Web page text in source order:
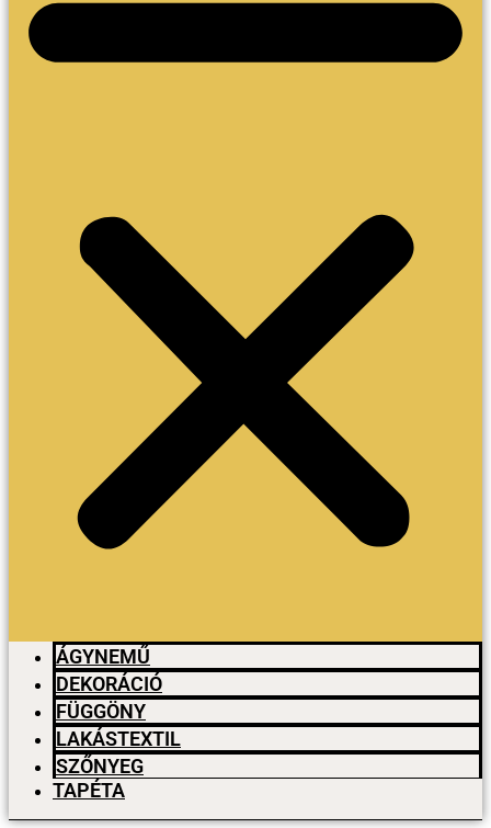
ÁGYNEMŰ
DEKORÁCIÓ
FÜGGÖNY
LAKÁSTEXTIL
SZŐNYEG
TAPÉTA